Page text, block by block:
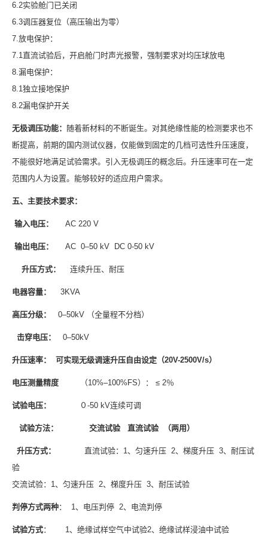
6.2实验舱门已关闭
6.3调压器复位（高压输出为零）
7.放电保护：
7.1直流试验后，开启舱门时声光报警，强制要求对均压球放电
8.漏电保护：
8.1独立接地保护
8.2漏电保护开关
无极调压功能：
随着新材料的不断诞生。对其绝缘性能的检测要求也不
断提高，前期的国内测试仪器，仅能做到固定的几档可选性升压速度，
不能很好地满足试验需求。引入无极调压的概念后。升压速率可在一定
范围内人为设置。能够较好的适应用户需求。
五、主要技术要求：
输入电压： AC 220 V
输出电压： AC 0–50 kV DC 0-50 kV
升压方式： 连续升压、耐压
电器容量： 3KVA
高压分级： 0–50kV （全量程不分档）
击穿电压： 0–50kV
升压速率： 可实现无级调速升压自由设定（20V-2500V/s）
电压测量精度 （10%–100%FS）： ≤ 2％
试验电压： ０-50 kV连续可调
试验方法： 交流试验 直流试验 （两用）
升压方式： 直流试验：1、匀速升压 2、梯度升压 3、耐压试
验
交流试验：1、匀速升压 2、梯度升压 3、耐压试验
判停方式两种： 1、电压判停 2、电流判停
试验方式： 1、绝缘试样空气中试验2、绝缘试样浸油中试验